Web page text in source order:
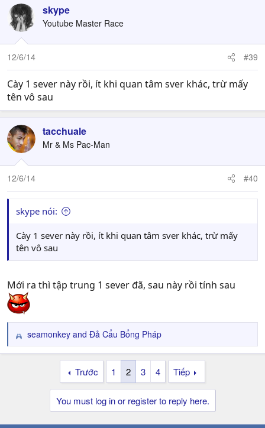
skype
Youtube Master Race
12/6/14 #39
Cày 1 sever này rồi, ít khi quan tâm sver khác, trừ mấy
tên vô sau
tacchuale
Mr & Ms Pac-Man
12/6/14 #40
skype nói:
Cày 1 sever này rồi, ít khi quan tâm sver khác, trừ mấy
tên vô sau
Mới ra thì tập trung 1 sever đã, sau này rồi tính sau
R
e
seamonkey and Đả Cẩu Bổng Pháp
Trước 1 2 3 4 Tiếp
You must log in or register to reply here.